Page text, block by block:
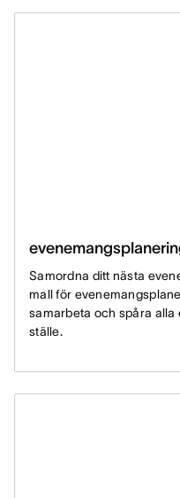
Samordna ditt nästa
mall för
samarbeta och spåra
ställe.